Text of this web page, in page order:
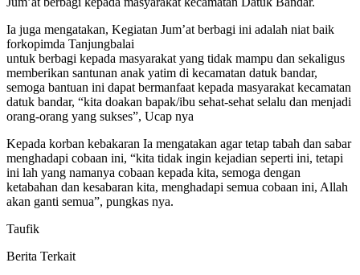
Ia juga mengatakan, Kegiatan Jum’at berbagi ini adalah niat baik
forkopimda Tanjungbalai
untuk berbagi kepada masyarakat yang tidak mampu dan sekaligus
memberikan santunan anak yatim di kecamatan datuk bandar,
semoga bantuan ini dapat bermanfaat kepada masyarakat kecamatan
datuk bandar, “kita doakan bapak/ibu sehat-sehat selalu dan menjadi
orang-orang yang sukses”, Ucap nya
Kepada korban kebakaran Ia mengatakan agar tetap tabah dan sabar
menghadapi cobaan ini, “kita tidak ingin kejadian seperti ini, tetapi
ini lah yang namanya cobaan kepada kita, semoga dengan
ketabahan dan kesabaran kita, menghadapi semua cobaan ini, Allah
akan ganti semua”, pungkas nya.
Taufik
Berita Terkait